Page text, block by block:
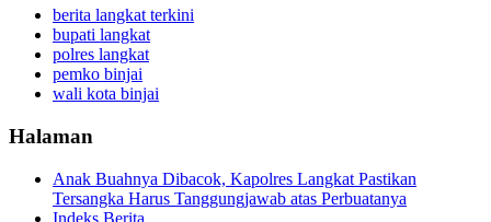
berita langkat terkini
bupati langkat
polres langkat
pemko binjai
wali kota binjai
Halaman
Anak Buahnya Dibacok, Kapolres Langkat Pastikan
Tersangka Harus Tanggungjawab atas Perbuatanya
Indeks Berita